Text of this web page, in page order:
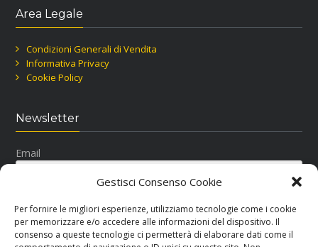
Gestisci Consenso Cookie
Per fornire le migliori esperienze, utilizziamo tecnologie come i cookie
per memorizzare e/o accedere alle informazioni del dispositivo. Il
consenso a queste tecnologie ci permetterà di elaborare dati come il
Area Legale
Condizioni Generali di Vendita
Informativa Privacy
Cookie Policy
Newsletter
Email